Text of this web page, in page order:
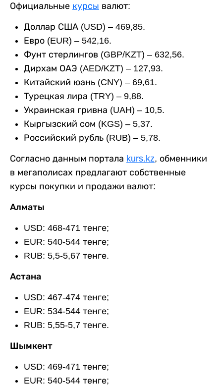
Официальные курсы валют:
Доллар США (USD) – 469,85.
Евро (EUR) – 542,16.
Фунт стерлингов (GBP/KZT) – 632,56.
Дирхам ОАЭ (AED/KZT) – 127,93.
Китайский юань (CNY) – 69,61.
Турецкая лира (TRY) – 9,88.
Украинская гривна (UAH) – 10,5.
Кыргызский сом (KGS) – 5,37.
Российский рубль (RUB) – 5,78.
Согласно данным портала kurs.kz, обменники
в мегаполисах предлагают собственные
курсы покупки и продажи валют:
Алматы
USD: 468-471 тенге;
EUR: 540-544 тенге;
RUB: 5,5-5,67 тенге.
Астана
USD: 467-474 тенге;
EUR: 534-544 тенге;
RUB: 5,55-5,7 тенге.
Шымкент
USD: 469-471 тенге;
EUR: 540-544 тенге;